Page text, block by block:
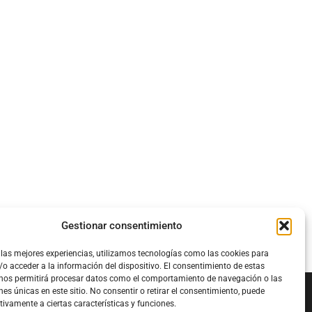
Gestionar consentimiento
mejores experiencias, utilizamos tecnologías como las cookies para
acceder a la información del dispositivo. El consentimiento de estas
permitirá procesar datos como el comportamiento de navegación o las
únicas en este sitio. No consentir o retirar el consentimiento, puede
a ciertas características y funciones.